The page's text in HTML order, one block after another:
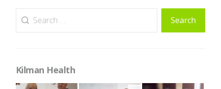
Search
Search
Kilman Health